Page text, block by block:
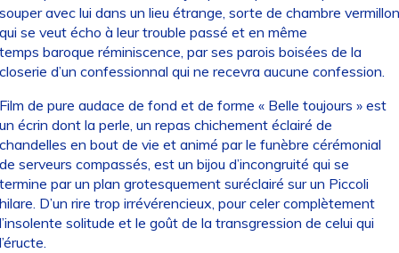
avec lui dans un lieu étrange, sorte de chambre vermillon
se veut écho à leur trouble passé et en même
baroque réminiscence, par ses parois boisées de la
d’un confessionnal qui ne recevra aucune confession.
de pure audace de fond et de forme « Belle toujours » est
écrin dont la perle, un repas chichement éclairé de
en bout de vie et animé par le funèbre cérémonial
serveurs compassés, est un bijou d’incongruité qui se
par un plan grotesquement suréclairé sur un Piccoli
D’un rire trop irrévérencieux, pour celer complètement
solitude et le goût de la transgression de celui qui